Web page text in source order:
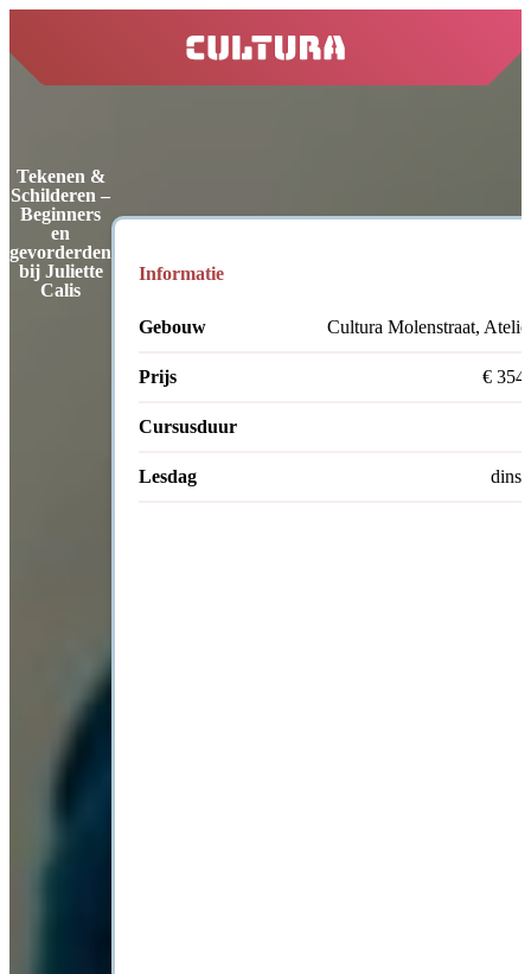
home
Tekenen &
Schilderen –
Beginners
en
gevorderden
bij Juliette
Calis
Informatie
Gebouw Cultura Molenstraat,
Prijs €
Cursusduur
Lesdag